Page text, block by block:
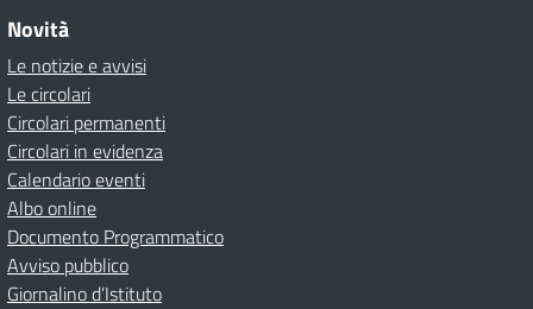
Novità
Le notizie e avvisi
Le circolari
Circolari permanenti
Circolari in evidenza
Calendario eventi
Albo online
Documento Programmatico
Avviso pubblico
Giornalino d’Istituto